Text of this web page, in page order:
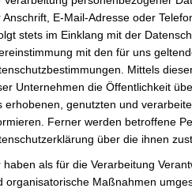
die Sparkasse
Projekte aufgebraucht ist) –>
der-schueleraktivitaeten-chor-
Anschrift, E-Mail-Adresse oder
stets im Einklang mit der
mit den für uns
Mittels
Unternehmen die Öffentlichkeit
erhobenen, genutzten und
Ferner werden betroffene
über die ihnen
haben als für die Verarbeitung
organisatorische Maßnahmen